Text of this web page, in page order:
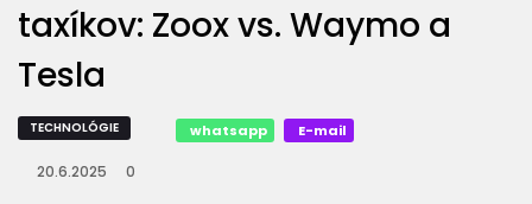
taxíkov: Zoox vs. Waymo a
Tesla
TECHNOLÓGIE whatsapp E-mail
20.6.2025 0